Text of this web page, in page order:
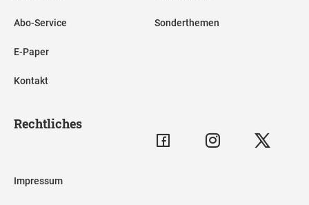
Abo-Service
E-Paper
Kontakt
Sonderthemen
Rechtliches
Impressum